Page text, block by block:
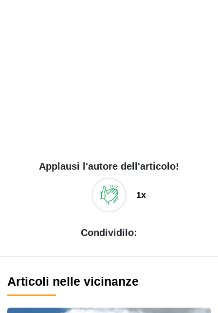
Applausi l'autore dell'articolo!
1x
Condividilo:
Articoli nelle vicinanze